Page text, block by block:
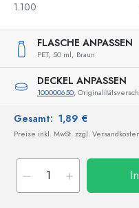
1.100
FLASCHE ANPASSEN
PET, 50 ml, Braun
DECKEL ANPASSEN
100000650,
Gesamt: 1,89 €
Preise inkl. MwSt. zzgl. Versandkosten